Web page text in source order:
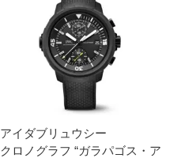
アイダブリュウシー
クロノグラフ “ガラパゴス・ア